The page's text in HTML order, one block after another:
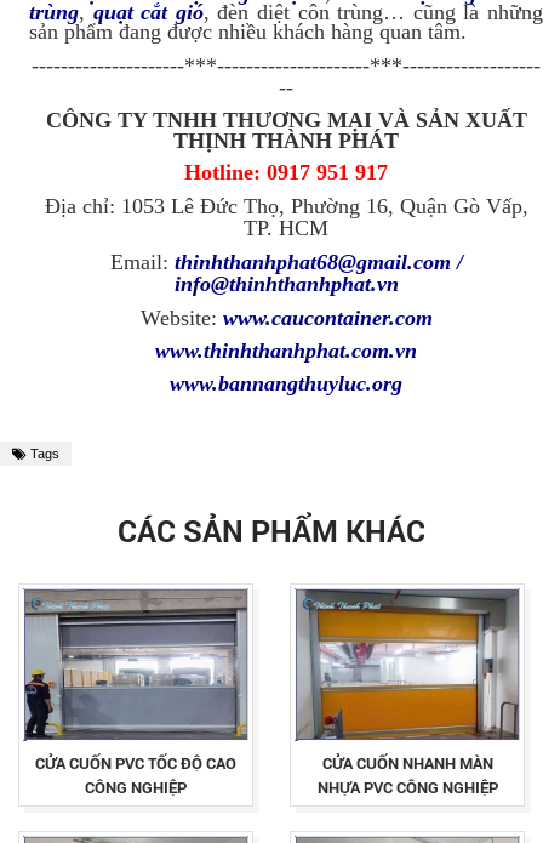
trùng,quạt cắt gió, đèn diệt côn trùng… cũng là những
sản phẩm đang được nhiều khách hàng quan tâm.
---------------------***---------------------***-------------------
--
CÔNG TY TNHH THƯƠNG MẠI VÀ SẢN XUẤT
THỊNH THÀNH PHÁT
Hotline: 0917 951 917
Địa chỉ: 1053 Lê Đức Thọ, Phường 16, Quận Gò Vấp,
TP. HCM
Email: thinhthanhphat68@gmail.com /
info@thinhthanhphat.vn
Website: www.caucontainer.com
www.thinhthanhphat.com.vn
www.bannangthuyluc.org
Tags
CÁC SẢN PHẨM KHÁC
CỬA CUỐN PVC TỐC ĐỘ CAO
CÔNG NGHIỆP
CỬA CUỐN NHANH MÀN
NHỰA PVC CÔNG NGHIỆP